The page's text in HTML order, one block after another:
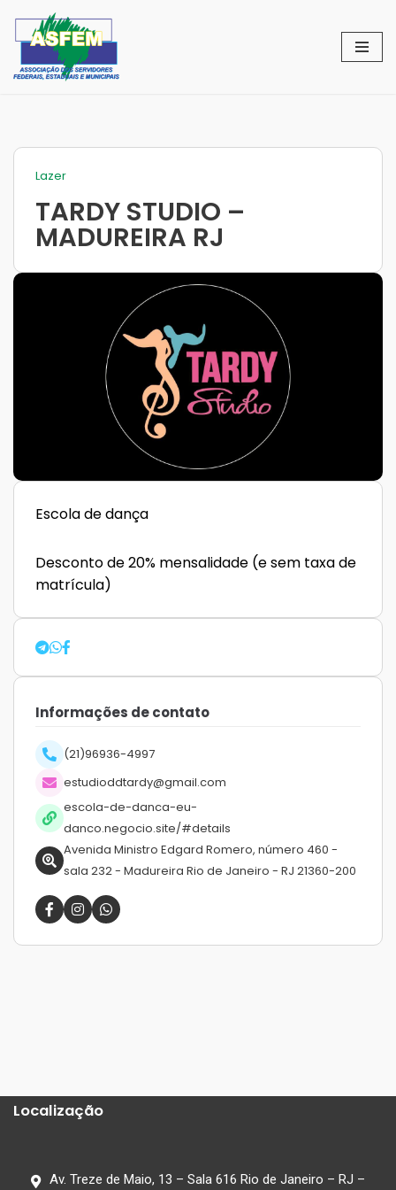
Pular
para
Lazer
TARDY STUDIO –
MADUREIRA RJ
Escola de dança
Desconto de 20% mensalidade (e sem taxa de
matrícula)
Informações de contato
(21)96936-4997
estudioddtardy@gmail.com
escola-de-danca-eu-
danco.negocio.site/#details
Avenida Ministro Edgard Romero, número 460 -
sala 232 - Madureira Rio de Janeiro - RJ 21360-200
Localização
Av. Treze de Maio, 13 – Sala 616 Rio de Janeiro – RJ –